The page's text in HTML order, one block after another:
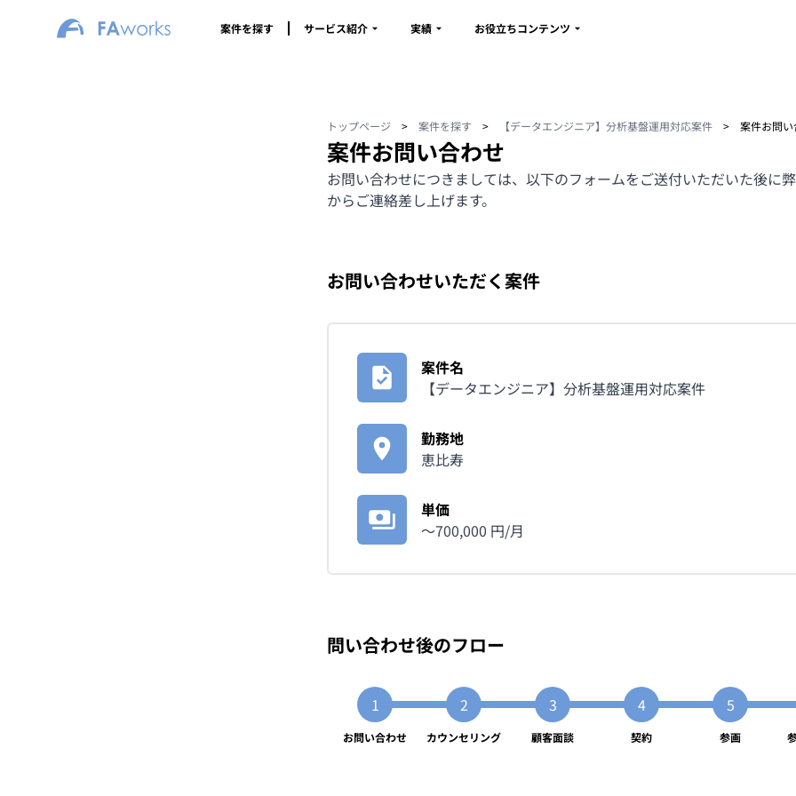
案件を探す サービス紹介 実績 お役立ちコンテンツ
トップページ > 案件を探す > 【データエンジニア】分析基盤運用対応案件 > 案件お問い
案件お問い合わせ
お問い合わせにつきましては、以下のフォームをご送付いただいた後に
からご連絡差し上げます。
お問い合わせいただく案件
案件名
【データエンジニア】分析基盤運用対応案件
勤務地
恵比寿
単価
〜700,000 円/月
問い合わせ後のフロー
お問い合わせ カウンセリング 顧客面談 契約 参画